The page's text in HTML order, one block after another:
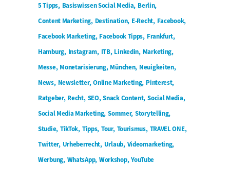
5 Tipps Basiswissen Social Media Berlin
Content Marketing Destination E-Recht Facebook
Facebook Marketing Facebook Tipps Frankfurt
Hamburg Instagram ITB Linkedin Marketing
Messe Monetarisierung München Neuigkeiten
News Newsletter Online Marketing Pinterest
Ratgeber Recht SEO Snack Content Social Media
Social Media Marketing Sommer Storytelling
Studie TikTok Tipps Tour Tourismus TRAVEL ONE
Twitter Urheberrecht Urlaub Videomarketing
Werbung WhatsApp Workshop YouTube